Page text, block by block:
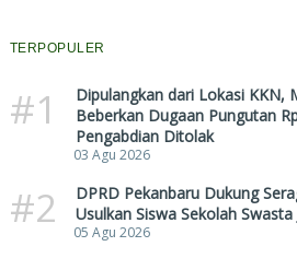
TERPOPULER
#1
Dipulangkan dari Lokasi KKN,
Beberkan Dugaan Pungutan
Pengabdian Ditolak
03 Agu 2026
#2
DPRD Pekanbaru Dukung
Usulkan Siswa Sekolah
05 Agu 2026